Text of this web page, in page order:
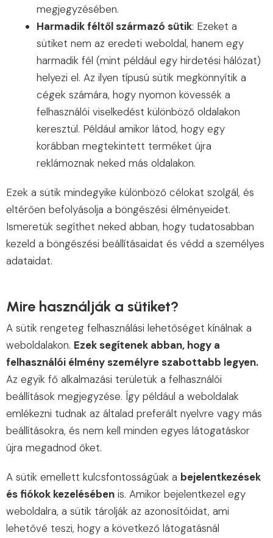
megjegyzésében.
Harmadik féltől származó sütik: Ezeket a
sütiket nem az eredeti weboldal, hanem egy
harmadik fél (mint például egy hirdetési hálózat)
helyezi el. Az ilyen típusú sütik megkönnyítik a
cégek számára, hogy nyomon kövessék a
felhasználói viselkedést különböző oldalakon
keresztül. Például amikor látod, hogy egy
korábban megtekintett terméket újra
reklámoznak neked más oldalakon.
Ezek a sütik mindegyike különböző célokat szolgál, és
eltérően befolyásolja a böngészési élményeidet.
Ismeretük segíthet neked abban, hogy tudatosabban
kezeld a böngészési beállításaidat és védd a személyes
adataidat.
Mire használják a sütiket?
A sütik rengeteg felhasználási lehetőséget kínálnak a
weboldalakon. Ezek segítenek abban, hogy a
felhasználói élmény személyre szabottabb legyen.
Az egyik fő alkalmazási területük a felhasználói
beállítások megjegyzése. Így például a weboldalak
emlékezni tudnak az általad preferált nyelvre vagy más
beállításokra, és nem kell minden egyes látogatáskor
újra megadnod őket.
A sütik emellett kulcsfontosságúak a bejelentkezések
és fiókok kezelésében is. Amikor bejelentkezel egy
weboldalra, a sütik tárolják az azonosítóidat, ami
lehetővé teszi, hogy a következő látogatásnál